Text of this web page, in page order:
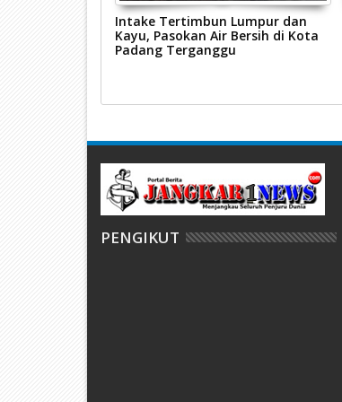
Intake Tertimbun Lumpur dan
Kayu, Pasokan Air Bersih di Kota
Padang Terganggu
PENGIKUT